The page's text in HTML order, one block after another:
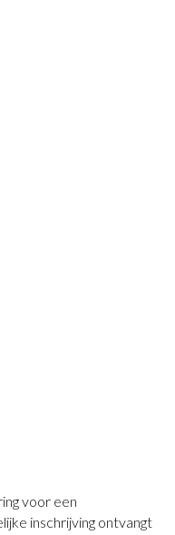
voor een
inschrijving ontvangt